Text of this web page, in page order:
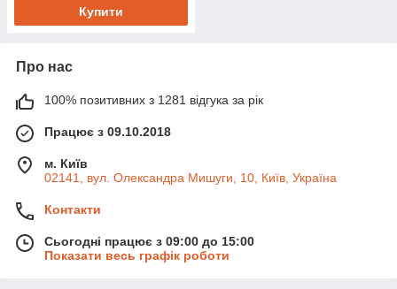
Купити
Про нас
100% позитивних з 1281 відгука за рік
Працює з 09.10.2018
м. Київ
02141, вул. Олександра Мишуги, 10, Київ, Україна
Контакти
Сьогодні працює з 09:00 до 15:00
Показати весь графік роботи